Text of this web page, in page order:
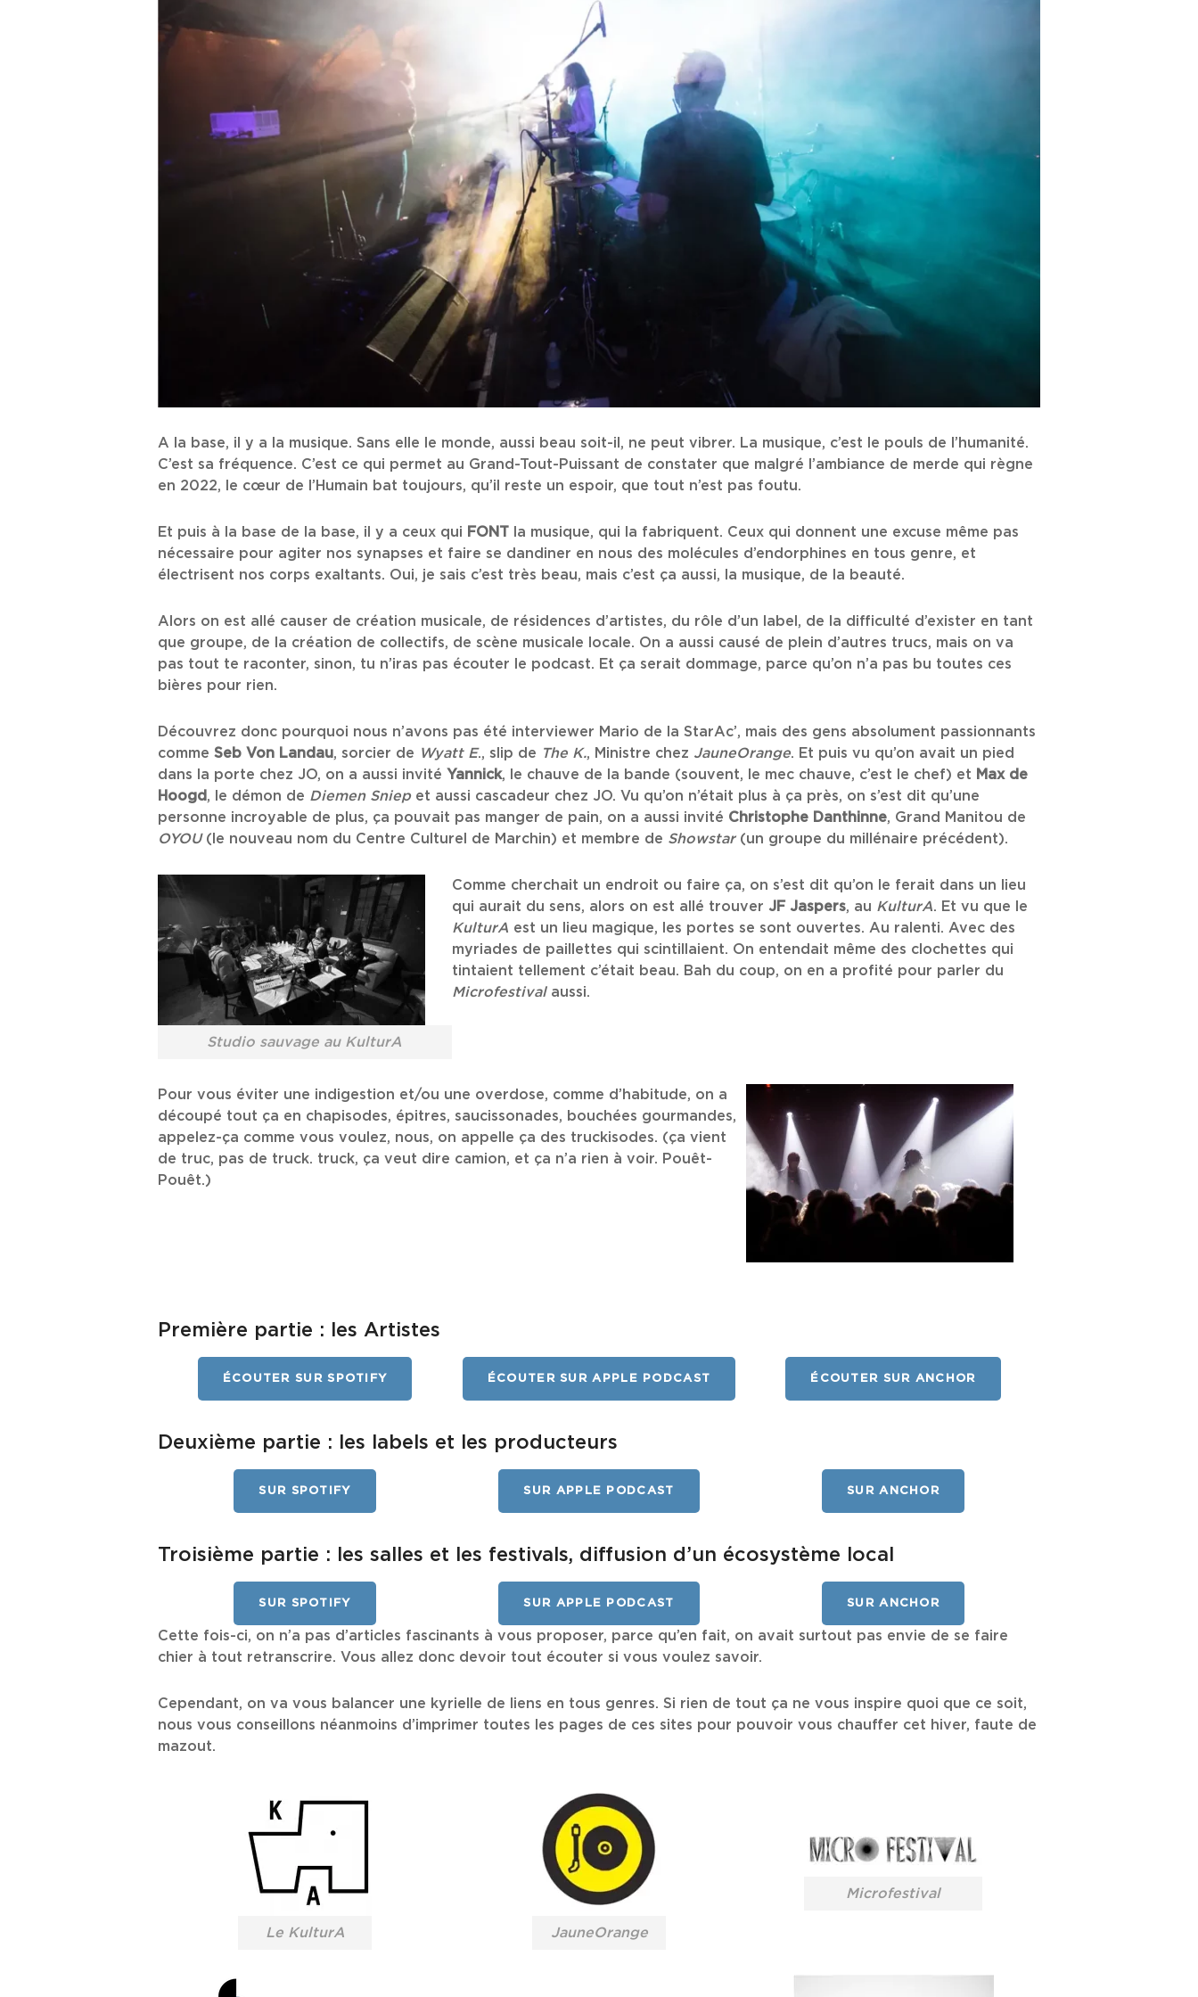
A la base, il y a la musique. Sans elle le monde, aussi beau soit-il, ne peut vibrer. La musique, c’est le pouls de l’humanité.
C’est sa fréquence. C’est ce qui permet au Grand-Tout-Puissant de constater que malgré l’ambiance de merde qui règne
en 2022, le cœur de l’Humain bat toujours, qu’il reste un espoir, que tout n’est pas foutu.
Et puis à la base de la base, il y a ceux qui FONT la musique, qui la fabriquent. Ceux qui donnent une excuse même pas
nécessaire pour agiter nos synapses et faire se dandiner en nous des molécules d’endorphines en tous genre, et
électrisent nos corps exaltants. Oui, je sais c’est très beau, mais c’est ça aussi, la musique, de la beauté.
Alors on est allé causer de création musicale, de résidences d’artistes, du rôle d’un label, de la difficulté d’exister en tant
que groupe, de la création de collectifs, de scène musicale locale. On a aussi causé de plein d’autres trucs, mais on va
pas tout te raconter, sinon, tu n’iras pas écouter le podcast. Et ça serait dommage, parce qu’on n’a pas bu toutes ces
bières pour rien.
Découvrez donc pourquoi nous n’avons pas été interviewer Mario de la StarAc’, mais des gens absolument passionnants
comme Seb Von Landau, sorcier de Wyatt E., slip de The K., Ministre chez JauneOrange. Et puis vu qu’on avait un pied
dans la porte chez JO, on a aussi invité Yannick, le chauve de la bande (souvent, le mec chauve, c’est le chef) et Max de
Hoogd , le démon de Diemen Sniepet aussi cascadeur chez JO. Vu qu’on n’était plus à ça près, on s’est dit qu’une
personne incroyable de plus, ça pouvait pas manger de pain, on a aussi invité Christophe Danthinne, Grand Manitou de
OYOU(le nouveau nom du Centre Culturel de Marchin) et membre de Showstar(un groupe du millénaire précédent).
Studio sauvage au KulturA
Comme cherchait un endroit ou faire ça, on s’est dit qu’on le ferait dans un lieu
qui aurait du sens, alors on est allé trouver JF Jaspers, au KulturA. Et vu que le
KulturA est un lieu magique, les portes se sont ouvertes. Au ralenti. Avec des
myriades de paillettes qui scintillaient. On entendait même des clochettes qui
tintaient tellement c’était beau. Bah du coup, on en a profité pour parler du
Microfestivalaussi.
Pour vous éviter une indigestion et/ou une overdose, comme d’habitude, on a
découpé tout ça en chapisodes, épitres, saucissonades, bouchées gourmandes,
appelez-ça comme vous voulez, nous, on appelle ça des truckisodes. (ça vient
de truc, pas de truck. truck, ça veut dire camion, et ça n’a rien à voir. Pouêt-
Pouêt.)
Première partie : les Artistes
ÉCOUTER SUR SPOTIFY ÉCOUTER SUR APPLE PODCAST ÉCOUTER SUR ANCHOR
Deuxième partie : les labels et les producteurs
SUR SPOTIFY SUR APPLE PODCAST SUR ANCHOR
Troisième partie : les salles et les festivals, diffusion d’un écosystème local
SUR SPOTIFY SUR APPLE PODCAST SUR ANCHOR
Cette fois-ci, on n’a pas d’articles fascinants à vous proposer, parce qu’en fait, on avait surtout pas envie de se faire
chier à tout retranscrire. Vous allez donc devoir tout écouter si vous voulez savoir.
Cependant, on va vous balancer une kyrielle de liens en tous genres. Si rien de tout ça ne vous inspire quoi que ce soit,
nous vous conseillons néanmoins d’imprimer toutes les pages de ces sites pour pouvoir vous chauffer cet hiver, faute de
mazout.
Le KulturA JauneOrange
Microfestival